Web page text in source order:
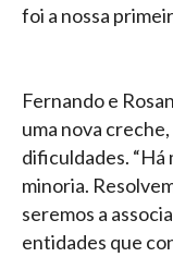
foi a nossa
Fernando e
uma nova
dificuldades. “Há
minoria.
seremos a
entidades que